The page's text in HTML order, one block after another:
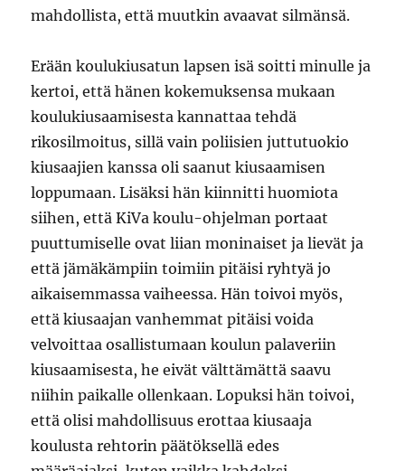
mahdollista, että muutkin avaavat silmänsä.
Erään koulukiusatun lapsen isä soitti minulle ja
kertoi, että hänen kokemuksensa mukaan
koulukiusaamisesta kannattaa tehdä
rikosilmoitus, sillä vain poliisien juttutuokio
kiusaajien kanssa oli saanut kiusaamisen
loppumaan. Lisäksi hän kiinnitti huomiota
siihen, että KiVa koulu-ohjelman portaat
puuttumiselle ovat liian moninaiset ja lievät ja
että jämäkämpiin toimiin pitäisi ryhtyä jo
aikaisemmassa vaiheessa. Hän toivoi myös,
että kiusaajan vanhemmat pitäisi voida
velvoittaa osallistumaan koulun palaveriin
kiusaamisesta, he eivät välttämättä saavu
niihin paikalle ollenkaan. Lopuksi hän toivoi,
että olisi mahdollisuus erottaa kiusaaja
koulusta rehtorin päätöksellä edes